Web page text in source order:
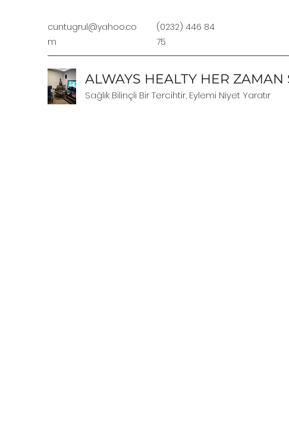
cuntugrul@yahoo.co
m
(0232) 446 84
75
ALWAYS HEALTY HER ZAMAN
Sağlık Bilinçli Bir Tercihtir, Eylemi Niyet Yaratır